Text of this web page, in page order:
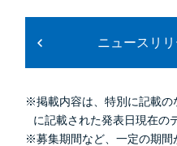
ニュースリ
※掲載内容は、特別に記載の
に記載された発表日現在の
※募集期間など、一定の期間